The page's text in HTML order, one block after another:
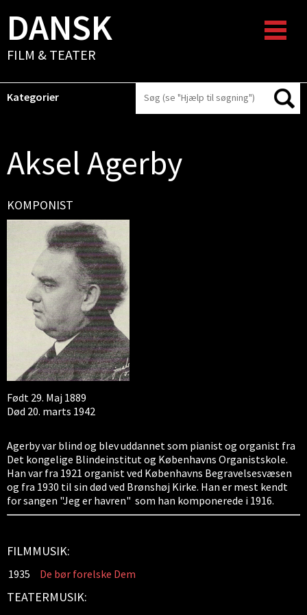
DANSK
FILM & TEATER
Kategorier
Aksel Agerby
KOMPONIST
Født 29. Maj 1889
Død 20. marts 1942
Agerby var blind og blev uddannet som pianist og organist fra
Det kongelige Blindeinstitut og Københavns Organistskole.
Han var fra 1921 organist ved Københavns Begravelsesvæsen
og fra 1930 til sin død ved Brønshøj Kirke. Han er mest kendt
for sangen "Jeg er havren" som han komponerede i 1916.
FILMMUSIK:
1935 De bør forelske Dem
TEATERMUSIK: